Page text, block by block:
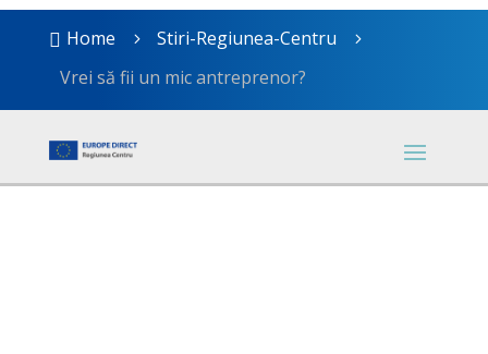
 Home 5 Stiri-Regiunea-Centru 5
Vrei să fii un mic antreprenor?